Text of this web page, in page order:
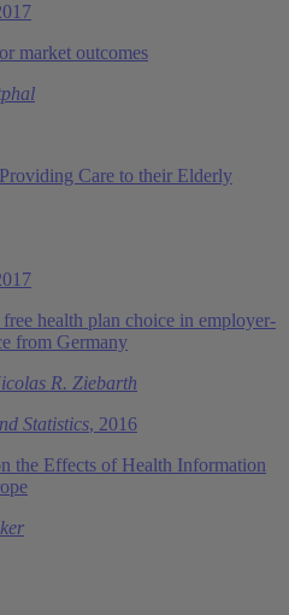
market outcomes
Care to their Elderly
health plan choice in employer-
from Germany
R. Ziebarth
Statistics, 2016
the Effects of Health Information